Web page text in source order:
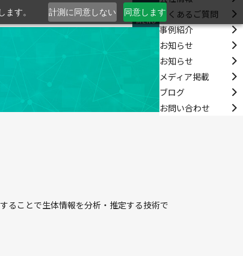
す。 計測に同意しない
同意します
MENU
よくあるご質問
事例紹介
お知らせ
お知らせ
メディア掲載
ブログ
お問い合わせ
ことで生体情報を分析・推定する技術で